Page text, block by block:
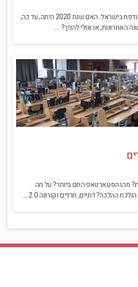
בדקנו את נתוני התמותה העודפת בישראל. האם שנת 2020 היתה, עד כה,
האחרונות, או אולי להפך? ...
מהו הסטארטאפ החם ביותר? על מה
ההלכה? דתיים, חרדים וקורונה 2.0 ...